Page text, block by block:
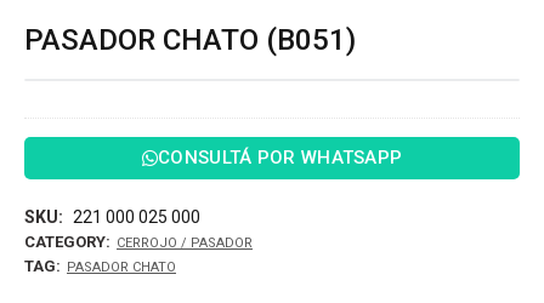
PASADOR CHATO (B051)
CONSULTÁ POR WHATSAPP
SKU: 221 000 025 000
CATEGORY: CERROJO / PASADOR
TAG: PASADOR CHATO